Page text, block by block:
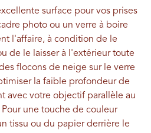
surface pour vos prises
photo ou un verre à boire
l'affaire, à condition de le
de le laisser à l'extérieur toute
flocons de neige sur le verre
la faible profondeur de
avec votre objectif parallèle au
une touche de couleur
tissu ou du papier derrière le